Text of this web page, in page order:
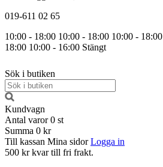
019-611 02 65
10:00 - 18:00 10:00 - 18:00 10:00 - 18:00
18:00 10:00 - 16:00 Stängt
Sök i butiken
Kundvagn
Antal varor 0 st
Summa 0 kr
Till kassan Mina sidor Logga in
500 kr kvar till fri frakt.